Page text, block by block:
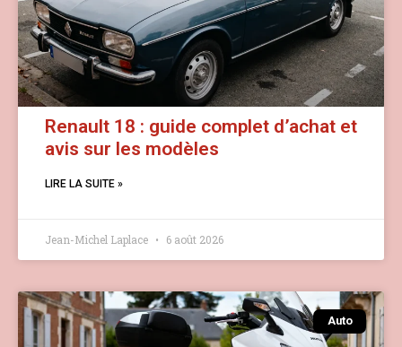
Renault 18 : guide complet d’achat et
avis sur les modèles
LIRE LA SUITE »
Jean-Michel Laplace 6 août 2026
Auto